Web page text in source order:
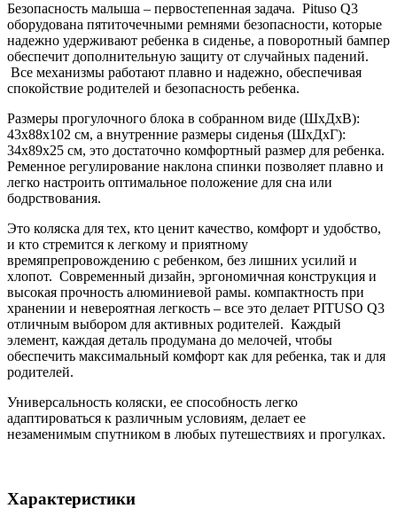
Безопасность малыша – первостепенная задача. Pituso Q3
оборудована пятиточечными ремнями безопасности, которые
надежно удерживают ребенка в сиденье, а поворотный бампер
обеспечит дополнительную защиту от случайных падений.
Все механизмы работают плавно и надежно, обеспечивая
спокойствие родителей и безопасность ребенка.
Размеры прогулочного блока в собранном виде (ШхДхВ):
43x88x102 см, а внутренние размеры сиденья (ШхДхГ):
34x89x25 см, это достаточно комфортный размер для ребенка.
Ременное регулирование наклона спинки позволяет плавно и
легко настроить оптимальное положение для сна или
бодрствования.
Это коляска для тех, кто ценит качество, комфорт и удобство,
и кто стремится к легкому и приятному
времяпрепровождению с ребенком, без лишних усилий и
хлопот. Современный дизайн, эргономичная конструкция и
высокая прочность алюминиевой рамы. компактность при
хранении и невероятная легкость – все это делает PITUSO Q3
отличным выбором для активных родителей. Каждый
элемент, каждая деталь продумана до мелочей, чтобы
обеспечить максимальный комфорт как для ребенка, так и для
родителей.
Универсальность коляски, ее способность легко
адаптироваться к различным условиям, делает ее
незаменимым спутником в любых путешествиях и прогулках.
Характеристики